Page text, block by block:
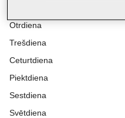
Otrdiena
Trešdiena
Ceturtdiena
Piektdiena
Sestdiena
Svētdiena